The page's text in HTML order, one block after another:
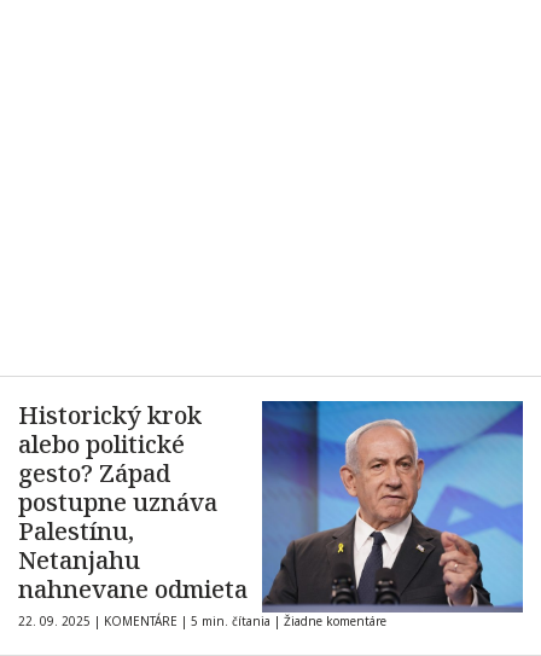
Historický krok
alebo politické
gesto? Západ
postupne uznáva
Palestínu,
Netanjahu
nahnevane odmieta
22. 09. 2025 | KOMENTÁRE | 5 min. čítania | Žiadne komentáre